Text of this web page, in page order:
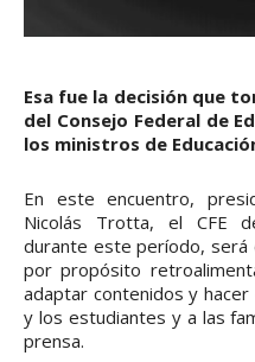
Esa fue la decisión que
del Consejo Federal de
los ministros de
En este encuentro,
Nicolás Trotta, el CFE
durante este período,
por propósito
adaptar contenidos y
y los estudiantes y a las
prensa.